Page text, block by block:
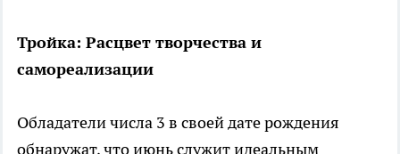
Тройка: Расцвет творчества и
самореализации
Обладатели числа 3 в своей дате рождения
обнаружат, что июнь служит идеальным